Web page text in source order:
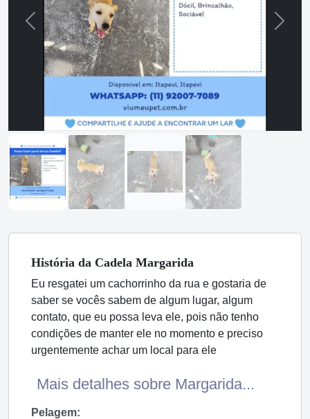
Previous Next
História da Cadela Margarida
Eu resgatei um cachorrinho da rua e gostaria de
saber se vocês sabem de algum lugar, algum
contato, que eu possa leva ele, pois não tenho
condições de manter ele no momento e preciso
urgentemente achar um local para ele
Mais detalhes sobre Margarida...
Pelagem: